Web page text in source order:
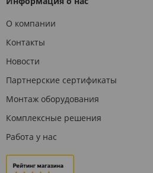
О компании
Контакты
Новости
Партнерские сертификаты
Монтаж оборудования
Комплексные решения
Работа у нас